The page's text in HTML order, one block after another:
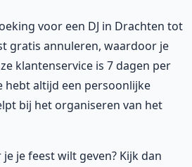
voor een DJ in Drachten tot
gratis annuleren, waardoor je
klantenservice is 7 dagen per
hebt altijd een persoonlijke
bij het organiseren van het
je feest wilt geven? Kijk dan